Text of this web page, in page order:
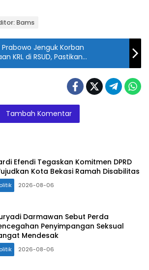
Bams
Prabowo Jenguk Korban
KRL di RSUD, Pastikan
Maksimal
Tambah Komentar
Efendi Tegaskan Komitmen DPRD
Kota Bekasi Ramah Disabilitas
2026-08-06
Darmawan Sebut Perda
Penyimpangan Seksual
Mendesak
2026-08-06